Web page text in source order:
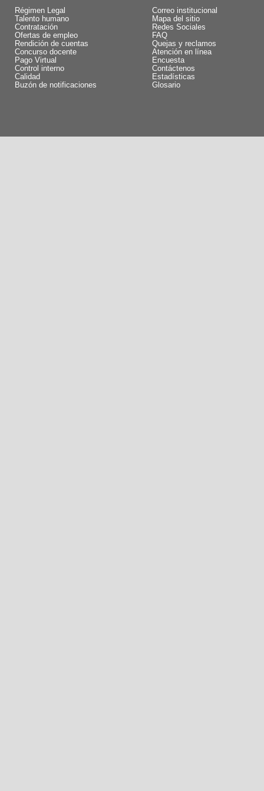
Régimen Legal
Talento humano
Contratación
Ofertas de empleo
Rendición de cuentas
Concurso docente
Pago Virtual
Control interno
Calidad
Buzón de notificaciones
Correo institucional
Mapa del sitio
Redes Sociales
FAQ
Quejas y reclamos
Atención en línea
Encuesta
Contáctenos
Estadísticas
Glosario